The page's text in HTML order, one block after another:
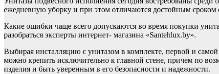
ежедневную уборку и при этом отличаются достойным
Какие ошибки чаще всего допускаются во время покупки
разобраться эксперты интернет- магазина «Santehlux.by».
Выбирая инсталляцию с унитазом в комплекте, первой и
можно крепить исключительно к главной стене, причем по
изделия и быть уверенным в его безопасности и надежности.